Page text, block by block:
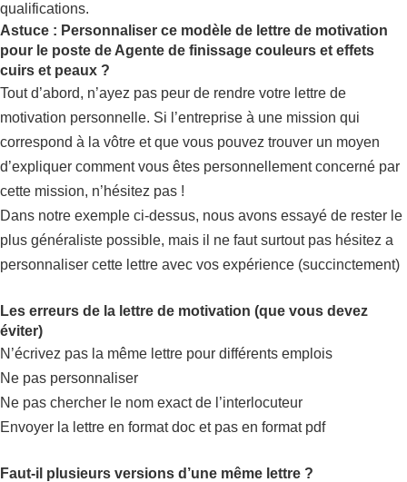
qualifications.
Astuce : Personnaliser ce modèle de lettre de motivation
pour le poste de Agente de finissage couleurs et effets
cuirs et peaux ?
Tout d’abord, n’ayez pas peur de rendre votre lettre de
motivation personnelle. Si l’entreprise à une mission qui
correspond à la vôtre et que vous pouvez trouver un moyen
d’expliquer comment vous êtes personnellement concerné par
cette mission, n’hésitez pas !
Dans notre exemple ci-dessus, nous avons essayé de rester le
plus généraliste possible, mais il ne faut surtout pas hésitez a
personnaliser cette lettre avec vos expérience (succinctement)
Les erreurs de la lettre de motivation (que vous devez
éviter)
N’écrivez pas la même lettre pour différents emplois
Ne pas personnaliser
Ne pas chercher le nom exact de l’interlocuteur
Envoyer la lettre en format doc et pas en format pdf
Faut-il plusieurs versions d’une même lettre ?